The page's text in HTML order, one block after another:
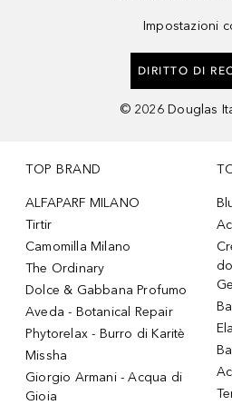
Impostazioni
DIRITTO DI
© 2026 Douglas
TOP BRAND
ALFAPARF MILANO
Tirtir
Camomilla Milano
The Ordinary
Dolce & Gabbana Profumo
Aveda - Botanical Repair
Phytorelax - Burro di Karitè
Missha
Giorgio Armani - Acqua di
Gioia